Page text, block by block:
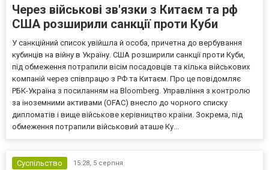
Через військові зв'язки з Китаєм та рф
США розширили санкції проти Куби
У санкційний список увійшла й особа, причетна до вербування
кубинців на війну в Україну. США розширили санкції проти Куби,
під обмеження потрапили вісім посадовців та кілька військових
компаній через співпрацю з РФ та Китаєм. Про це повідомляє
РБК-Україна з посиланням на Bloomberg. Управління з контролю
за іноземними активами (OFAC) внесло до чорного списку
дипломатів і вище військове керівництво країни. Зокрема, під
обмеження потрапили військовий аташе Ку...
Суспільство 15:28, 5 серпня